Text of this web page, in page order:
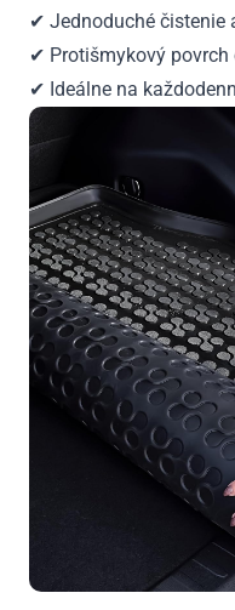
✔ Jednoduché čistenie
✔ Protišmykový
✔ Ideálne na